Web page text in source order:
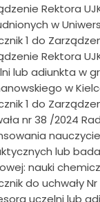
Rektora
w
1 do
Rektora
lub adiunkta w
w
1 do
nr 38 /2024
lub
nauki
do uchwały
uczelni lub